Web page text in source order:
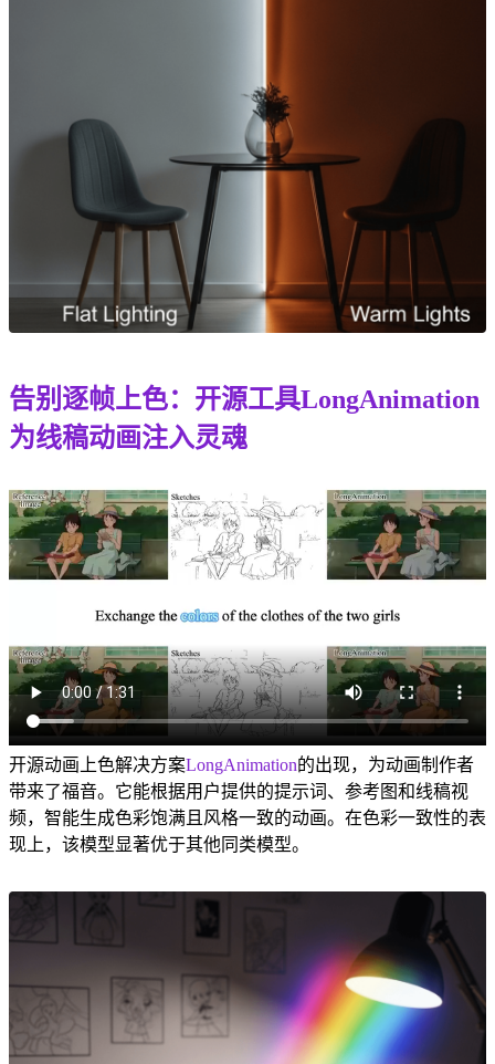
告别逐帧上色：开源工具LongAnimation
为线稿动画注入灵魂
开源动画上色解决方案LongAnimation的出现，为动画制作者
带来了福音。它能根据用户提供的提示词、参考图和线稿视
频，智能生成色彩饱满且风格一致的动画。在色彩一致性的表
现上，该模型显著优于其他同类模型。